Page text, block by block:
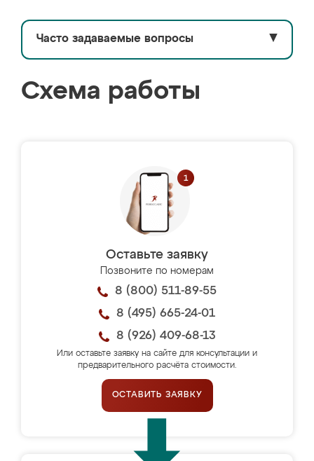
Часто задаваемые вопросы ▼
Схема работы
Оставьте заявку
Позвоните по номерам
8 (800) 511-89-55
8 (495) 665-24-01
8 (926) 409-68-13
Или оставьте заявку на сайте для консультации и
предварительного расчёта стоимости.
ОСТАВИТЬ ЗАЯВКУ